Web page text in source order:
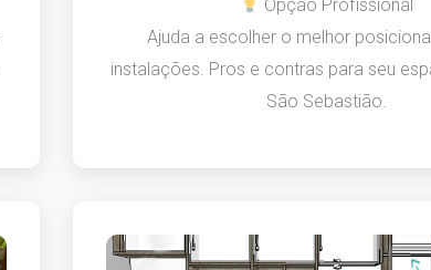
Opção Profissional
Ajuda a escolher o melhor
instalações. Pros e contras para seu
São Sebastião.